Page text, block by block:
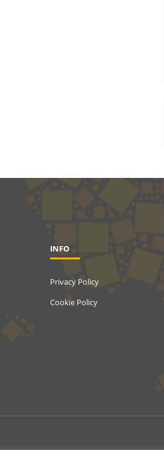
INFO
Privacy Policy
Cookie Policy